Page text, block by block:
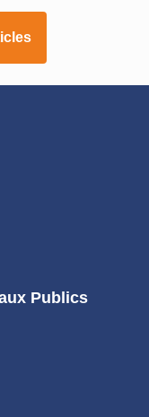
Publics